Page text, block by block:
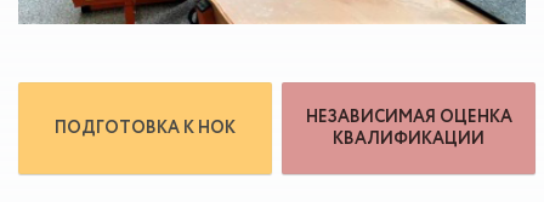
ПОДГОТОВКА К НОК
НЕЗАВИСИМАЯ ОЦЕНКА
КВАЛИФИКАЦИИ